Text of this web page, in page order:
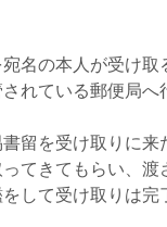
名の本人が受け
れている郵便局へ
留を受け取りに
てきてもらい、
して受け取りは完